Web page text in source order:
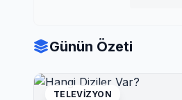
Günün Özeti
TELEVIZYON